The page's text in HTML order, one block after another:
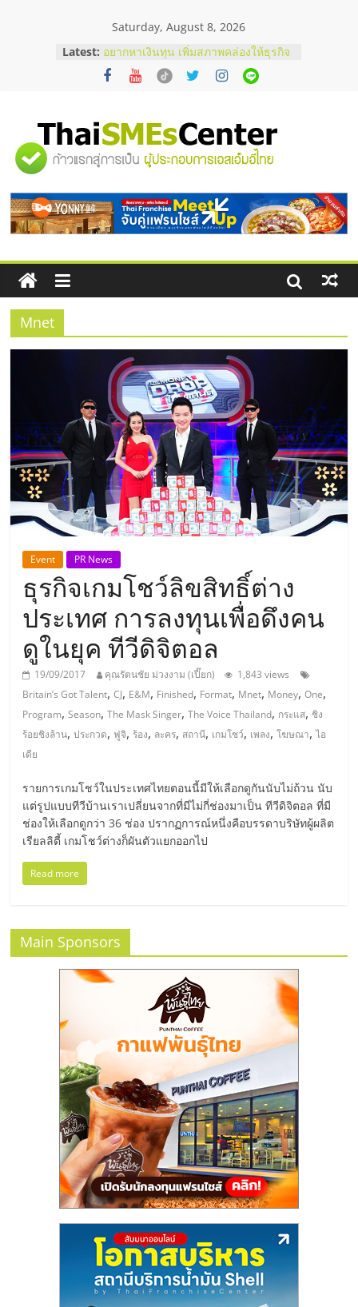
Saturday, August 8, 2026
Latest: อยากหาเงินทุน เพิ่มสภาพคล่องให้ธุรกิจ
เริ่มยังไงให้ผ่านฉลุย
สัมมนาออนไลน์ โอกาสบริหารสถานี
ThaiFranchise Meet Up จับคู่แฟรน
ไชส์ ครั้งที่ 8
ร้านเครื่องเสียงคุณภาพสูง พร้อม
บริษัท Cybersecurity ในไทยที่ไหนดี?
วิธีเลือกผู้ให้บริการให้คุ้มค่าและตอบ
โจทย์ธุรกิจ
"ศูนย์
รวม
ข้อมูล
ธุรกิจ
SME
ประเทศไทย,
ThaiSMEsCenter,
รวม
ธุรกิจ
เอ
ส
เอ็
มอี
ไทย,
SMEs,
แฟ
ไชส์,
ปรึกษา
แฟ
ไชส์,
รวม
แฟ
Mnet
Event PR News
ธุรกิจเกมโชว์ลิขสิทธิ์ต่าง
ประเทศ การลงทุนเพื่อดึงคน
ดูในยุค ทีวีดิจิตอล
19/09/2017 คุณรัตนชัย ม่วงงาม (เปี๊ยก)
1,843 views
Britain’s Got Talent,CJ, E&M, Finished, Format, Mnet, Money,One,
Program,Season,The Mask Singer,The Voice Thailand, กระแส, ชิง
ร้อยชิงล้าน,ประกวด, ฟูจิ, ร้อง, ละคร, สถานี, เกมโชว์, เพลง,โฆษณา,ไอ
เดีย
รายการเกมโชว์ในประเทศไทยตอนนี้มีให้เลือกดูกันนับไม่ถ้วน นับ
แต่รูปแบบทีวีบ้านเราเปลี่ยนจากที่มีไม่กี่ช่องมาเป็น ทีวีดิจิตอล ที่มี
ช่องให้เลือกดูกว่า 36 ช่อง ปรากฏการณ์หนึ่งคือบรรดาบริษัทผู้ผลิต
เรียลลิตี้ เกมโชว์ต่างก็ผันตัวแยกออกไป
Read more
Main Sponsors